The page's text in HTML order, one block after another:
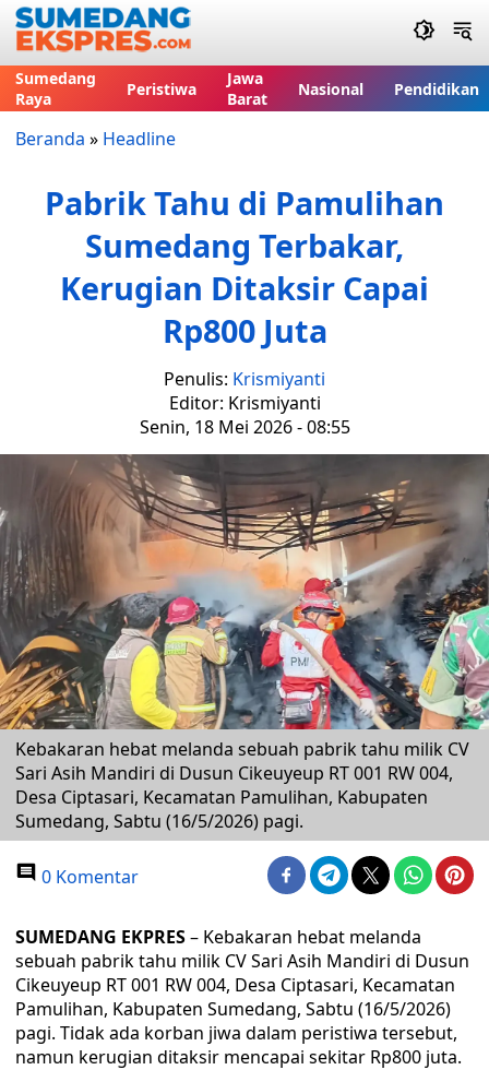
Sumedang
Raya
Peristiwa
Jawa
Barat
Nasional Pendidikan
Beranda » Headline
Pabrik Tahu di Pamulihan
Sumedang Terbakar,
Kerugian Ditaksir Capai
Rp800 Juta
Penulis: Krismiyanti
Editor: Krismiyanti
Senin, 18 Mei 2026 - 08:55
Kebakaran hebat melanda sebuah pabrik tahu milik CV
Sari Asih Mandiri di Dusun Cikeuyeup RT 001 RW 004,
Desa Ciptasari, Kecamatan Pamulihan, Kabupaten
Sumedang, Sabtu (16/5/2026) pagi.
0 Komentar
SUMEDANG EKPRES– Kebakaran hebat melanda
sebuah pabrik tahu milik CV Sari Asih Mandiri di Dusun
Cikeuyeup RT 001 RW 004, Desa Ciptasari, Kecamatan
Pamulihan, Kabupaten Sumedang, Sabtu (16/5/2026)
pagi. Tidak ada korban jiwa dalam peristiwa tersebut,
namun kerugian ditaksir mencapai sekitar Rp800 juta.